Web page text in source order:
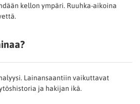
kellon ympäri. Ruuhka-aikoina
Lainansaantiin vaikuttavat
ja hakijan ikä.